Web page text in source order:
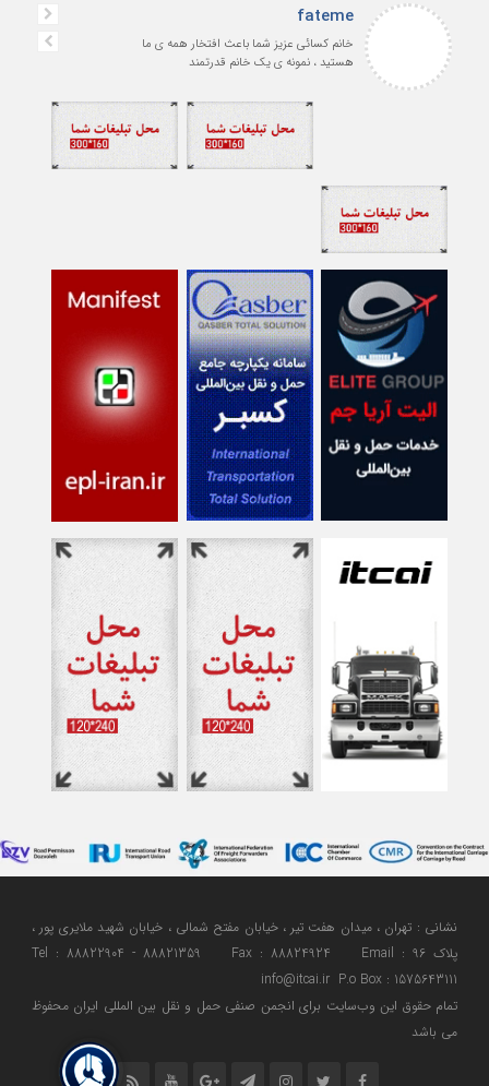
fateme
خانم کسائی عزیز شما باعث افتخار همه ی ما
هستید ، نمونه ی یک خانم قدرتمند
نشانی : تهران ، میدان هفت تیر ، خیابان مفتح شمالی ، خیابان شهید ملایری پور ،
پلاک 96 Tel : 88822904 - 88821359 Fax : 88824924 Email :
info@itcai.ir P.o Box : 1575643111
تمام حقوق اين وب‌سايت برای انجمن صنفی حمل و نقل بین المللی ایران محفوظ
می باشد